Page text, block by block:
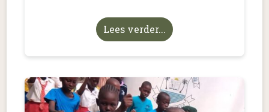
Lees verder...